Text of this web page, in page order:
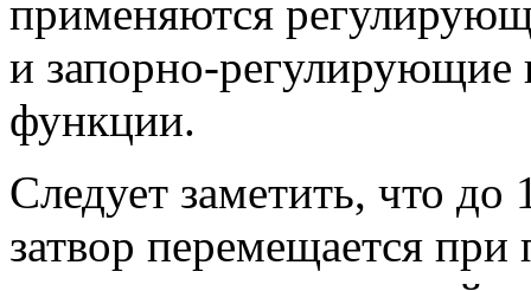
применяются
и запорно-
функции.
Следует заметить, что
затвор перемещается